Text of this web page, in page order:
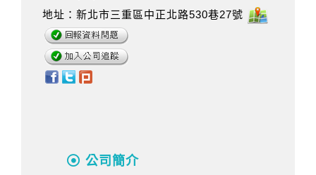
地址：新北市三重區中正北路530巷27號
公司簡介